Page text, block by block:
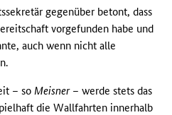
gegenüber betont, dass
vorgefunden habe und
auch wenn nicht alle
– soMeisner– werde stets das
die Wallfahrten innerhalb